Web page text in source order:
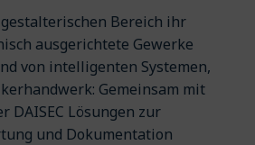
Bereich ihr
ausgerichtete Gewerke
von intelligenten Systemen,
Gemeinsam mit
DAISEC Lösungen zur
und Dokumentation